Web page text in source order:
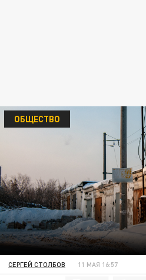
ОБЩЕСТВО
СЕРГЕЙ СТОЛБОВ 11 МАЯ 16:57